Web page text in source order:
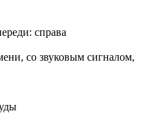
справа
со звуковым сигналом,